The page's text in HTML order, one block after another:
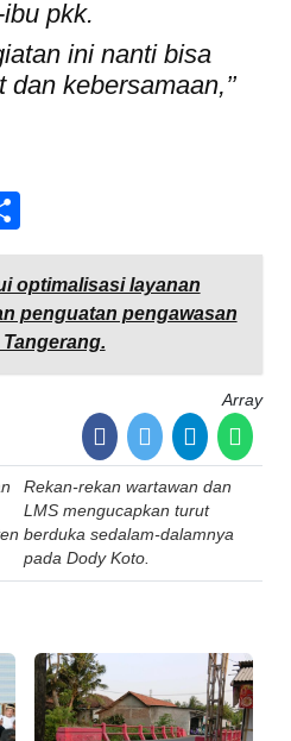
pkk.
ini nanti bisa
kebersamaan,’’
optimalisasi layanan
penguatan pengawasan
Array
Rekan-rekan wartawan dan
LMS mengucapkan turut
berduka sedalam-dalamnya
pada Dody Koto.